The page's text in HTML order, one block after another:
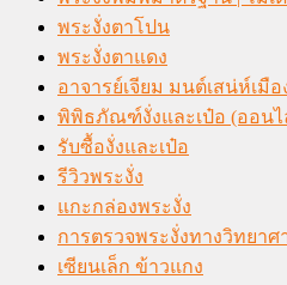
พระงั่งตาโปน
พระงั่งตาแดง
อาจารย์เจียม มนต์เสน่ห์เมื
พิพิธภัณฑ์งั่งและเป๋อ (ออน
รับซื้องั่งและเป๋อ
รีวิวพระงั่ง
แกะกล่องพระงั่ง
การตรวจพระงั่งทางวิทยาศ
เซียนเล็ก ข้าวแกง